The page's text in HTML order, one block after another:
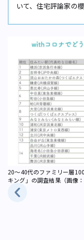
いて、住宅評論家の
20～40代のファミリー層
キング」の調査結果（画像